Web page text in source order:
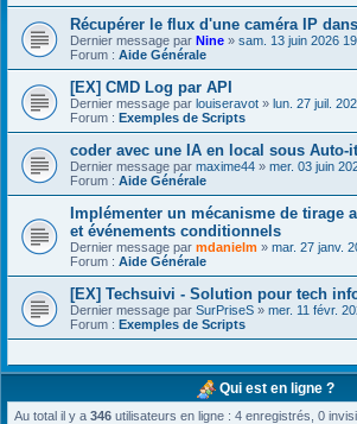
Récupérer le flux d'une caméra IP
Dernier message par Nine » sam. 13 juin 2026
Forum : Aide Générale
[EX] CMD Log par API
Dernier message par louiseravot » lun. 27 juil.
Forum : Exemples de Scripts
coder avec une IA en local sous Auto-it
Dernier message par maxime44 » mer. 03 juin
Forum : Aide Générale
Implémenter un mécanisme de tirage
et événements conditionnels
Dernier message par mdanielm » mar. 27 janv.
Forum : Aide Générale
[EX] Techsuivi - Solution pour tech
Dernier message par SurPriseS » mer. 11 févr.
Forum : Exemples de Scripts
Qui est en ligne ?
Au total il y a 346 utilisateurs en ligne : 4 enregistrés, 0